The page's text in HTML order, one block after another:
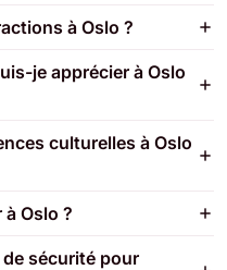
à Oslo ?
je apprécier à Oslo
culturelles à Oslo
Oslo ?
sécurité pour